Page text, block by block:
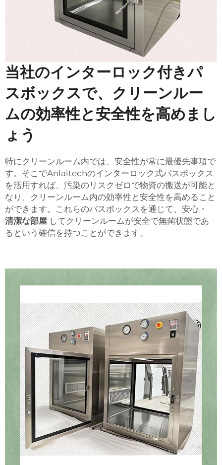
当社のインターロック付きパ
スボックスで、クリーンルー
ムの効率性と安全性を高めまし
ょう
特にクリーンルーム内では、安全性が常に最優先事項で
す。そこでAnlaitechのインターロック式パスボックス
を活用すれば、汚染のリスクゼロで物資の搬送が可能と
なり、クリーンルーム内の効率性と安全性を高めること
ができます。これらのパスボックスを通じて、安心・
清潔な部屋 してクリーンルームが安全で無菌状態であ
るという確信を持つことができます。